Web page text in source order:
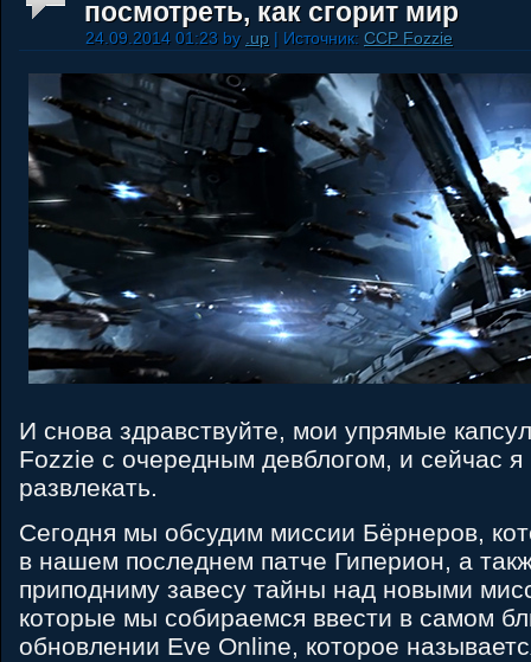
посмотреть, как сгорит мир
24.09.2014 01:23 by .up | Источник: CCP Fozzie
И снова здравствуйте, мои упрямые
Fozzie с очередным девблогом, и сейчас я
развлекать.
Сегодня мы обсудим миссии Бёрнеров,
в нашем последнем патче Гиперион, а
приподниму завесу тайны над новыми
которые мы собираемся ввести в самом
обновлении Eve Online, которое